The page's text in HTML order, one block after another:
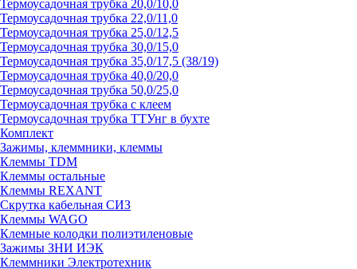
Термоусадочная трубка 20,0/10,0
Термоусадочная трубка 22,0/11,0
Термоусадочная трубка 25,0/12,5
Термоусадочная трубка 30,0/15,0
Термоусадочная трубка 35,0/17,5 (38/19)
Термоусадочная трубка 40,0/20,0
Термоусадочная трубка 50,0/25,0
Термоусадочная трубка с клеем
Термоусадочная трубка ТТУнг в бухте
Комплект
Зажимы, клеммники, клеммы
Клеммы TDM
Клеммы остальные
Клеммы REXANT
Скрутка кабельная СИЗ
Клеммы WAGO
Клемные колодки полиэтиленовые
Зажимы ЗНИ ИЭК
Клеммники Электротехник